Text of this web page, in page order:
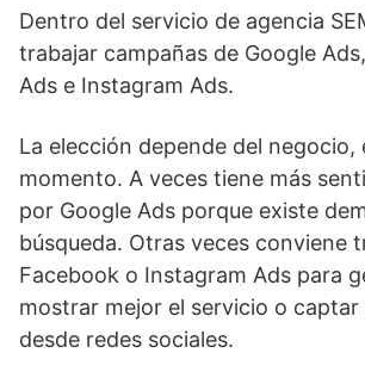
Dentro del servicio de agencia
trabajar campañas de Google
Ads e Instagram Ads.
La elección depende del negocio,
momento. A veces tiene más
por Google Ads porque existe
búsqueda. Otras veces conviene
Facebook o Instagram Ads para
mostrar mejor el servicio o
desde redes sociales.